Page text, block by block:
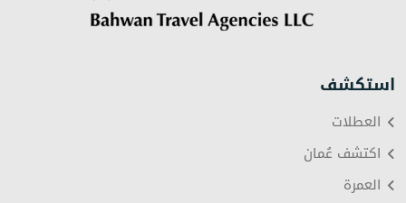
استكشف
العطلات
اكتشف عُمان
العمرة